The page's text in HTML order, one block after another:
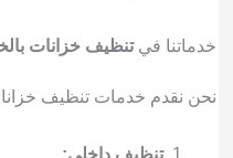
خدماتنا فيتنظيف خزانات
نحن نقدم خدمات تنظيف
تنظيف داخلي: